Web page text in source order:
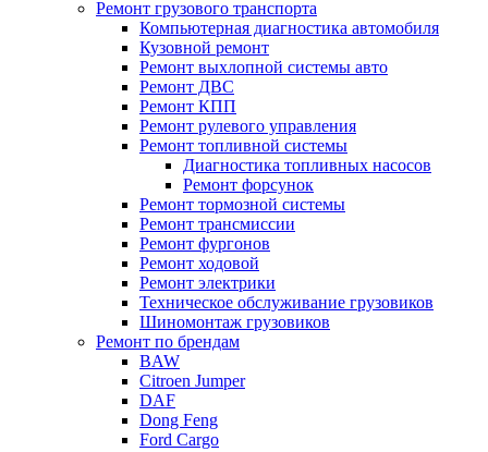
Ремонт грузового транспорта
Компьютерная диагностика автомобиля
Кузовной ремонт
Ремонт выхлопной системы авто
Ремонт ДВС
Ремонт КПП
Ремонт рулевого управления
Ремонт топливной системы
Диагностика топливных насосов
Ремонт форсунок
Ремонт тормозной системы
Ремонт трансмиссии
Ремонт фургонов
Ремонт ходовой
Ремонт электрики
Техническое обслуживание грузовиков
Шиномонтаж грузовиков
Ремонт по брендам
BAW
Citroen Jumper
DAF
Dong Feng
Ford Cargo